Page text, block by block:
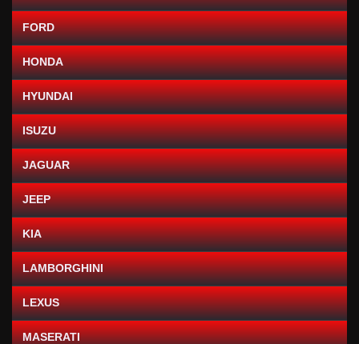
FORD
HONDA
HYUNDAI
ISUZU
JAGUAR
JEEP
KIA
LAMBORGHINI
LEXUS
MASERATI